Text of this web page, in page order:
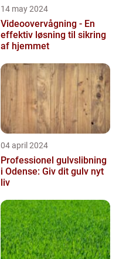
14 may 2024
Videoovervågning - En
effektiv løsning til sikring
af hjemmet
04 april 2024
Professionel gulvslibning
i Odense: Giv dit gulv nyt
liv